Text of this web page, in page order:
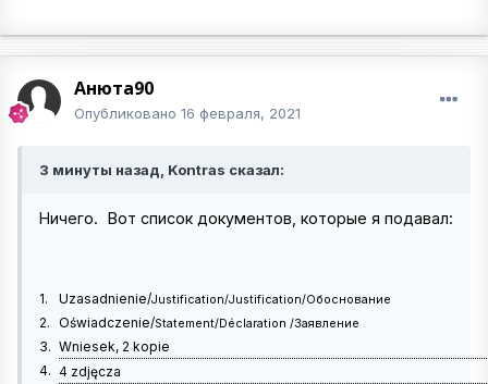
Анюта90
Опубликовано 16 февраля, 2021
3 минуты назад, Kontras сказал:
Ничего. Вот список документов, которые я подавал:
1. Uzasadnienie/Justification/Justification/Обоснование
2. Oświadczenie/Statement/Déclaration /Заявлениe
3. Wniesek, 2 kopie
4. 4 zdjęcza